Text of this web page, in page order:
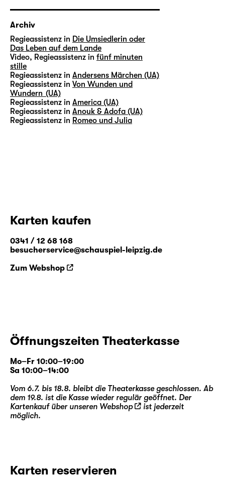
Archiv
Regieassistenz in Die Umsiedlerin oder
Das Leben auf dem Lande
Video, Regieassistenz in fünf minuten
stille
Regieassistenz in Andersens Märchen (UA)
Regieassistenz in Von Wunden und
Wundern (UA)
Regieassistenz in America (UA)
Regieassistenz in Anouk & Adofa (UA)
Regieassistenz in Romeo und Julia
Karten kaufen
0341 / 12 68 168
besucherservice@schauspiel-leipzig.de
Zum Webshop
Öffnungszeiten Theaterkasse
Mo–Fr 10:00–19:00
Sa 10:00–14:00
Vom 6.7. bis 18.8. bleibt die Theaterkasse geschlossen. Ab
dem 19.8. ist die Kasse wieder regulär geöffnet. Der
Kartenkauf über unseren Webshop
ist jederzeit
möglich.
Karten reservieren